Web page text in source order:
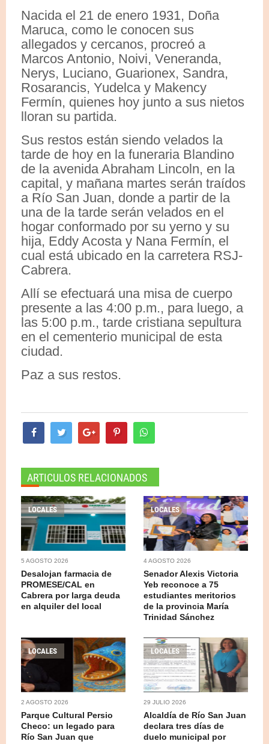
Nacida el 21 de enero 1931, Doña
Maruca, como le conocen sus
allegados y cercanos, procreó a
Marcos Antonio, Noivi, Veneranda,
Nerys, Luciano, Guarionex, Sandra,
Rosarancis, Yudelca y Makency
Fermín, quienes hoy junto a sus nietos
lloran su partida.
Sus restos están siendo velados la
tarde de hoy en la funeraria Blandino
de la avenida Abraham Lincoln, en la
capital, y mañana martes serán traídos
a Río San Juan, donde a partir de la
una de la tarde serán velados en el
hogar conformado por su yerno y su
hija, Eddy Acosta y Nana Fermín, el
cual está ubicado en la carretera RSJ-
Cabrera.
Allí se efectuará una misa de cuerpo
presente a las 4:00 p.m., para luego, a
las 5:00 p.m., tarde cristiana sepultura
en el cementerio municipal de esta
ciudad.
Paz a sus restos.
ARTICULOS RELACIONADOS
LOCALES
5 AGOSTO 2026
Desalojan farmacia de
PROMESE/CAL en
Cabrera por larga deuda
en alquiler del local
LOCALES
4 AGOSTO 2026
Senador Alexis Victoria
Yeb reconoce a 75
estudiantes meritorios
de la provincia María
Trinidad Sánchez
LOCALES
2 AGOSTO 2026
Parque Cultural Persio
Checo: un legado para
Río San Juan que
LOCALES
29 JULIO 2026
Alcaldía de Río San Juan
declara tres días de
duelo municipal por